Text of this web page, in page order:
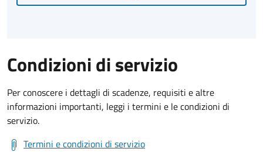
Condizioni di servizio
Per conoscere i dettagli di scadenze, requisiti e altre
informazioni importanti, leggi i termini e le condizioni di
servizio.
Termini e condizioni di servizio